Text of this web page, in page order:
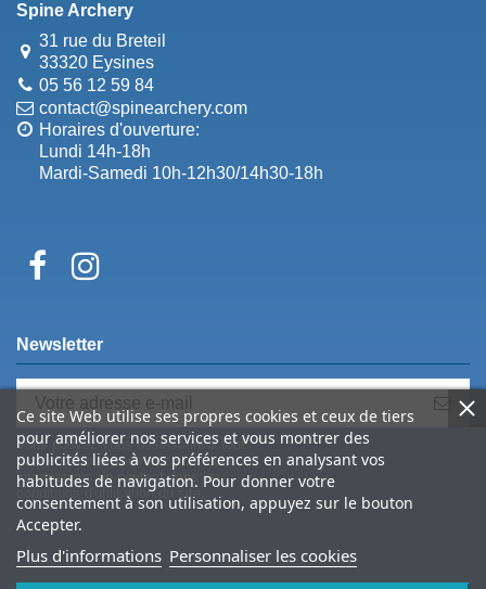
Spine Archery
31 rue du Breteil
33320 Eysines
05 56 12 59 84
contact@spinearchery.com
Horaires d'ouverture:
Lundi 14h-18h
Mardi-Samedi 10h-12h30/14h30-18h
Ce site Web utilise ses propres cookies et ceux de tiers
pour améliorer nos services et vous montrer des
publicités liées à vos préférences en analysant vos
habitudes de navigation. Pour donner votre
consentement à son utilisation, appuyez sur le bouton
Accepter.
Plus d'informations Personnaliser les cookies
Newsletter
Vous pouvez vous désinscrire à tout
moment. Vous trouverez pour cela nos
informations de contact dans les
conditions d'utilisation du site.